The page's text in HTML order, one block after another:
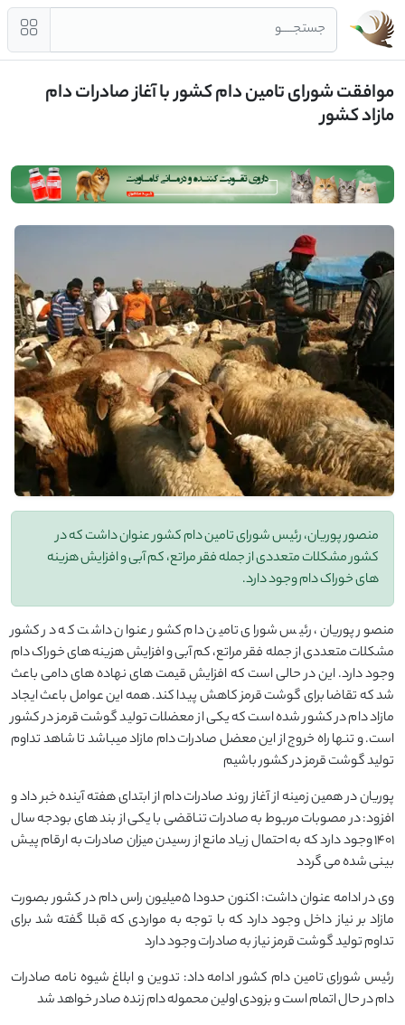
جستجــــو
موافقت شورای تامین دام کشور با آغاز صادرات دام
مازاد کشور
منصور پوریان، رئیس شورای تامین دام کشور عنوان داشت که در
کشور مشکلات متعددی از جمله فقر مراتع، کم آبی و افزایش هزینه
های خوراک دام وجود دارد.
منصور پوریان، رئیس شورای تامین دام کشور عنوان داشت که در کشور
مشکلات متعددی از جمله فقر مراتع، کم آبی و افزایش هزینه های خوراک دام
وجود دارد. این در حالی است که افزایش قیمت های نهاده های دامی باعث
شد که تقاضا برای گوشت قرمز کاهش پیدا کند. همه این عوامل باعث ایجاد
مازاد دام در کشور شده است که یکی از معضلات تولید گوشت قرمز در کشور
است. و تنها راه خروج از این معضل صادرات دام مازاد میباشد تا شاهد تداوم
تولید گوشت قرمز در کشور باشیم
پوریان در همین زمینه از آغاز روند صادرات دام از ابتدای هفته آینده خبر داد و
افزود: در مصوبات مربوط به صادرات تناقضی با یکی از بند های بودجه سال
۱۴۰۱ وجود دارد که به احتمال زیاد مانع از رسیدن میزان صادرات به ارقام پیش
بینی شده می گردد
وی در ادامه عنوان داشت: اکنون حدودا ۵میلیون راس دام در کشور بصورت
مازاد بر نیاز داخل وجود دارد که با توجه به مواردی که قبلا گفته شد برای
تداوم تولید گوشت قرمز نیاز به صادرات وجود دارد
رئیس شورای تامین دام کشور ادامه داد: تدوین و ابلاغ شیوه نامه صادرات
دام در حال اتمام است و بزودی اولین محموله دام زنده صادر خواهد شد